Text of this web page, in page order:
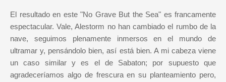
El resultado en este "No Grave But the Sea" es francamente
espectacular. Vale, Alestorm no han cambiado el rumbo de la
nave, seguimos plenamente inmersos en el mundo de
ultramar y, pensándolo bien, así está bien. A mi cabeza viene
un caso similar y es el de Sabaton; por supuesto que
agradeceríamos algo de frescura en su planteamiento pero,